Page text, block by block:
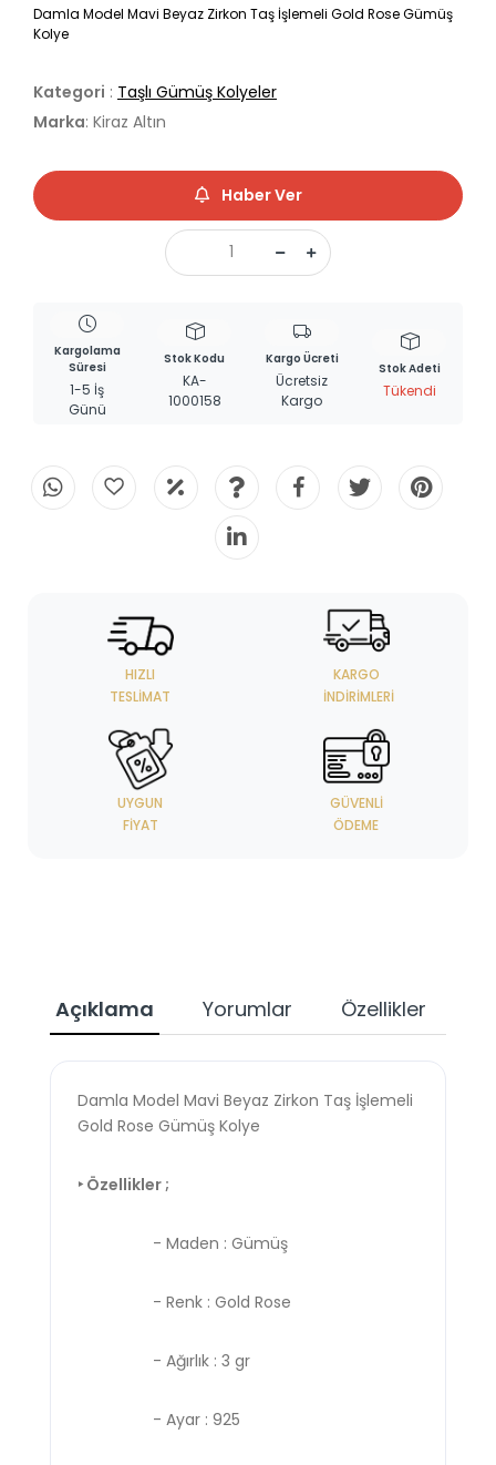
Damla Model Mavi Beyaz Zirkon Taş İşlemeli Gold Rose Gümüş
Kolye
Kategori : Taşlı Gümüş Kolyeler
Marka: Kiraz Altın
Haber Ver
Kargolama
Süresi
1-5 İş
Günü
Stok Kodu
KA-
1000158
Kargo Ücreti
Ücretsiz
Kargo
Stok Adeti
Tükendi
HIZLI
TESLIMAT
KARGO
İNDIRIMLERI
UYGUN
FIYAT
GÜVENLI
ÖDEME
Açıklama Yorumlar Özellikler
Damla Model Mavi Beyaz Zirkon Taş İşlemeli
Gold Rose Gümüş Kolye
‣ Özellikler ;
- Maden : Gümüş
- Renk : Gold Rose
- Ağırlık : 3 gr
- Ayar : 925